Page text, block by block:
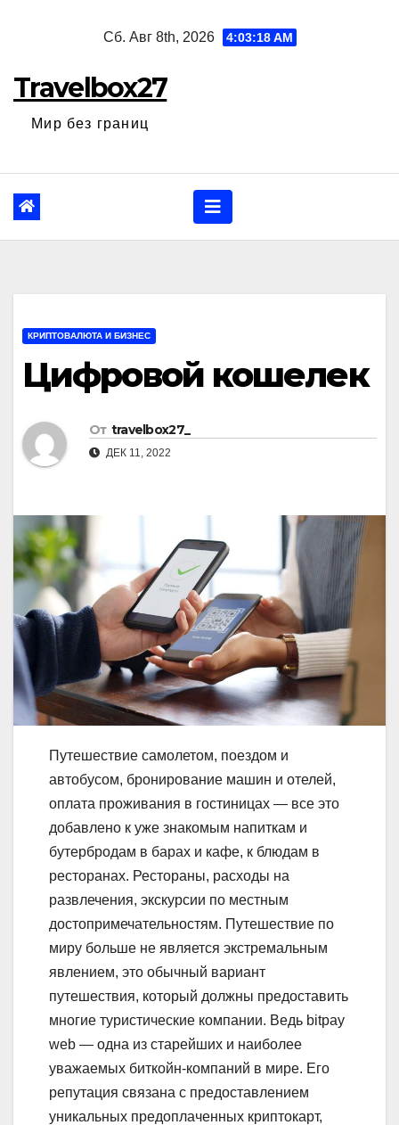
Сб. Авг 8th, 2026 4:03:19 AM
Travelbox27
Мир без границ
КРИПТОВАЛЮТА И БИЗНЕС
Цифровой кошелек
От travelbox27_
ДЕК 11, 2022
Путешествие самолетом, поездом и
автобусом, бронирование машин и отелей,
оплата проживания в гостиницах — все это
добавлено к уже знакомым напиткам и
бутербродам в барах и кафе, к блюдам в
ресторанах. Рестораны, расходы на
развлечения, экскурсии по местным
достопримечательностям. Путешествие по
миру больше не является экстремальным
явлением, это обычный вариант
путешествия, который должны предоставить
многие туристические компании. Ведь bitpay
web — одна из старейших и наиболее
уважаемых биткойн-компаний в мире. Его
репутация связана с предоставлением
уникальных предоплаченных криптокарт,